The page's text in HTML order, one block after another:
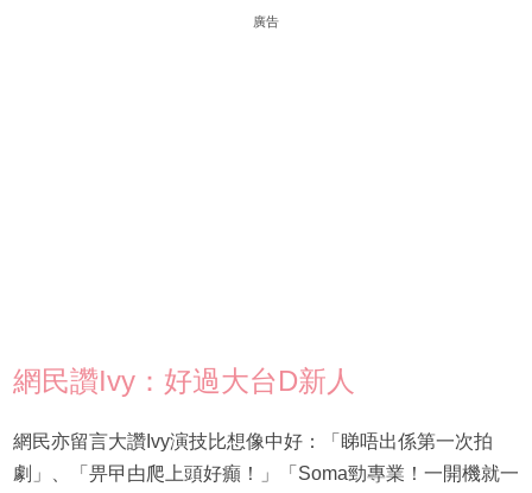
廣告
網民讚Ivy：好過大台D新人
網民亦留言大讚Ivy演技比想像中好：「睇唔出係第一次拍
劇」、「畀曱甴爬上頭好癲！」「Soma勁專業！一開機就一